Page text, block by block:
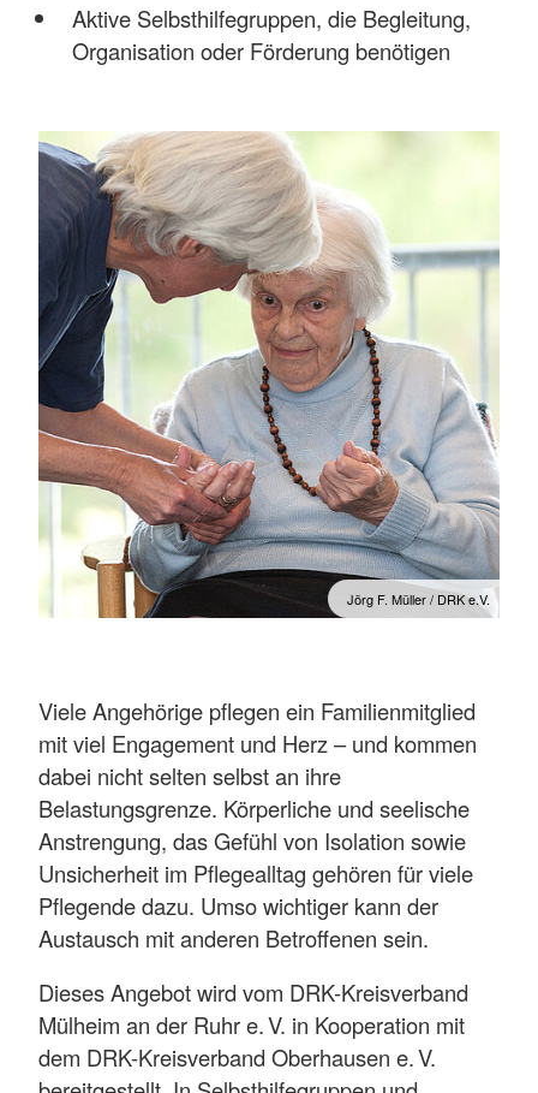
Aktive Selbsthilfegruppen, die Begleitung,
Organisation oder Förderung benötigen
Jörg F. Müller / DRK e.V.
Viele Angehörige pflegen ein Familienmitglied
mit viel Engagement und Herz – und kommen
dabei nicht selten selbst an ihre
Belastungsgrenze. Körperliche und seelische
Anstrengung, das Gefühl von Isolation sowie
Unsicherheit im Pflegealltag gehören für viele
Pflegende dazu. Umso wichtiger kann der
Austausch mit anderen Betroffenen sein.
Dieses Angebot wird vom DRK-Kreisverband
Mülheim an der Ruhr e. V. in Kooperation mit
dem DRK-Kreisverband Oberhausen e. V.